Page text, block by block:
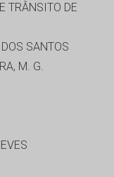
TRÂNSITO DE
SANTOS
M. G.